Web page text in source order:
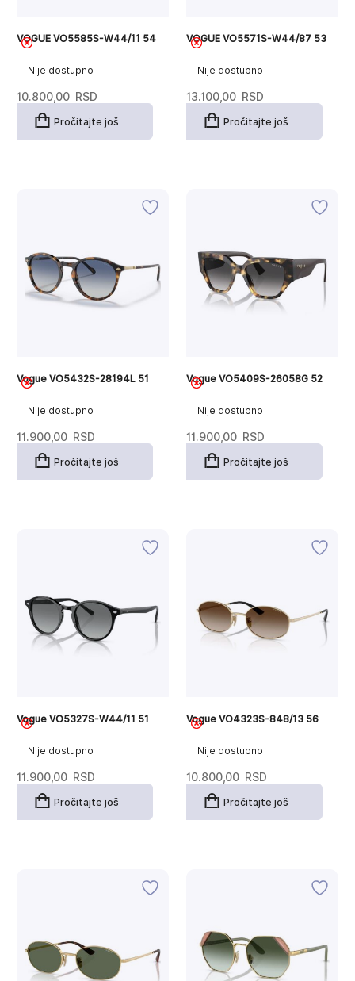
Nije dostupno
VOGUE VO5585S-W44/11 54
10.800,00 RSD
Pročitajte još
Nije dostupno
VOGUE VO5571S-W44/87 53
13.100,00 RSD
Pročitajte još
Nije dostupno
Vogue VO5432S-28194L 51
11.900,00 RSD
Pročitajte još
Nije dostupno
Vogue VO5409S-26058G 52
11.900,00 RSD
Pročitajte još
Nije dostupno
Vogue VO5327S-W44/11 51
11.900,00 RSD
Pročitajte još
Nije dostupno
Vogue VO4323S-848/13 56
10.800,00 RSD
Pročitajte još